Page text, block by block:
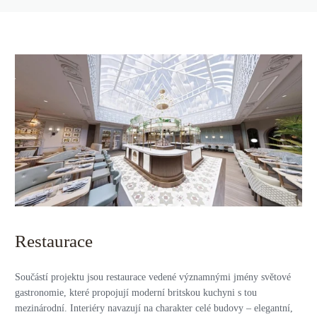
Restaurace
Součástí projektu jsou restaurace vedené významnými jmény světové
gastronomie, které propojují moderní britskou kuchyni s tou
mezinárodní. Interiéry navazují na charakter celé budovy – elegantní,